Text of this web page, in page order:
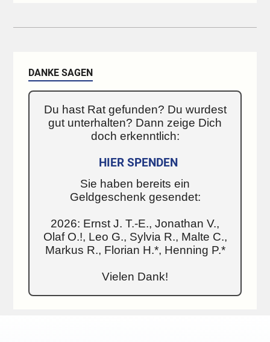
DANKE SAGEN
Du hast Rat gefunden? Du wurdest
gut unterhalten? Dann zeige Dich
doch erkenntlich:
HIER SPENDEN
Sie haben bereits ein
Geldgeschenk gesendet:
2026: Ernst J. T.-E., Jonathan V.,
Olaf O.!, Leo G., Sylvia R., Malte C.,
Markus R., Florian H.*, Henning P.*
Vielen Dank!